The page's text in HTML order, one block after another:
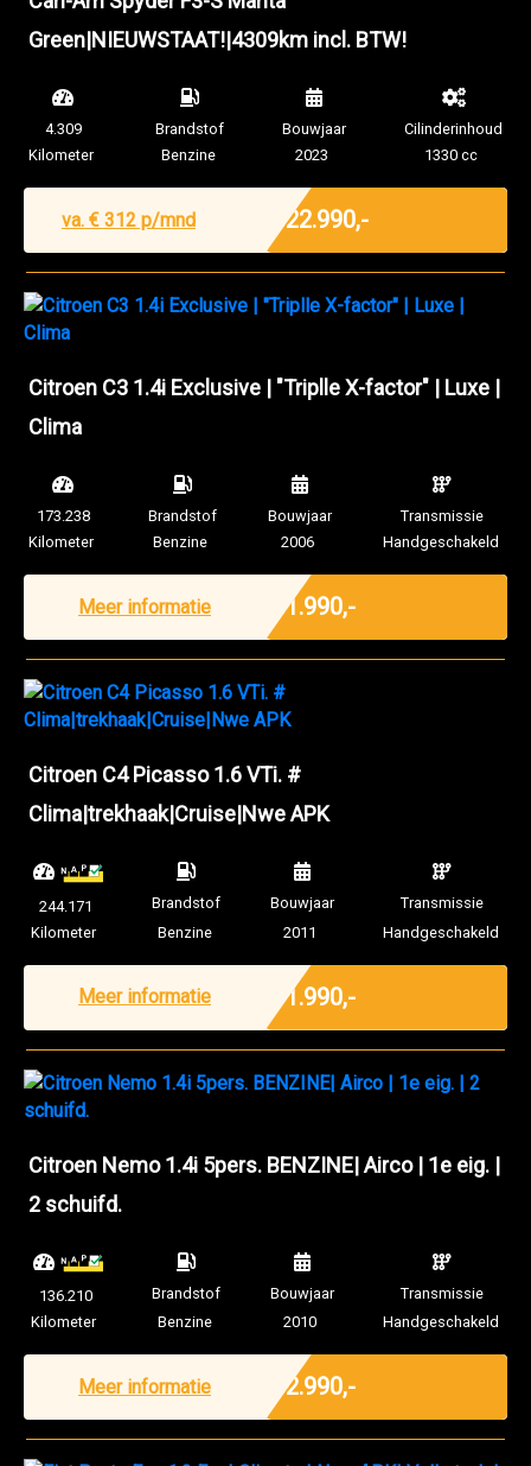
Green|NIEUWSTAAT!|4309km incl. BTW!
4.309
Kilometer
Brandstof
Benzine
Bouwjaar
2023
Cilinderinhoud
1330 cc
va. € 312 p/mnd € 22.990,-
Citroen C3 1.4i Exclusive | "Triplle X-factor" | Luxe |
Clima
173.238
Kilometer
Brandstof
Benzine
Bouwjaar
2006
Transmissie
Handgeschakeld
Meer informatie € 1.990,-
Citroen C4 Picasso 1.6 VTi. #
Clima|trekhaak|Cruise|Nwe APK
244.171
Kilometer
Brandstof
Benzine
Bouwjaar
2011
Transmissie
Handgeschakeld
Meer informatie € 1.990,-
Citroen Nemo 1.4i 5pers. BENZINE| Airco | 1e eig. |
2 schuifd.
136.210
Kilometer
Brandstof
Benzine
Bouwjaar
2010
Transmissie
Handgeschakeld
Meer informatie € 2.990,-